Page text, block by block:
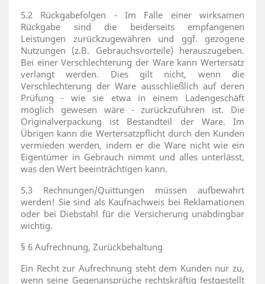
5.2 Rückgabefolgen - Im Falle einer wirksamen
Rückgabe sind die beiderseits empfangenen
Leistungen zurückzugewähren und ggf. gezogene
Nutzungen (z.B. Gebrauchsvorteile) herauszugeben.
Bei einer Verschlechterung der Ware kann Wertersatz
verlangt werden. Dies gilt nicht, wenn die
Verschlechterung der Ware ausschließlich auf deren
Prüfung - wie sie etwa in einem Ladengeschäft
möglich gewesen wäre - zurückzuführen ist. Die
Originalverpackung ist Bestandteil der Ware. Im
Übrigen kann die Wertersatzpflicht durch den Kunden
vermieden werden, indem er die Ware nicht wie ein
Eigentümer in Gebrauch nimmt und alles unterlässt,
was den Wert beeinträchtigen kann.
5.3 Rechnungen/Quittungen müssen aufbewahrt
werden! Sie sind als Kaufnachweis bei Reklamationen
oder bei Diebstahl für die Versicherung unabdingbar
wichtig.
§ 6 Aufrechnung, Zurückbehaltung
Ein Recht zur Aufrechnung steht dem Kunden nur zu,
wenn seine Gegenansprüche rechtskräftig festgestellt